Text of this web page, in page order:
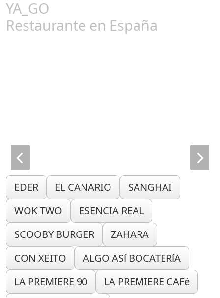
YA_GO
Restaurante en España
EDER EL CANARIO
SANGHAI
WOK TWO
ESENCIA REAL
SCOOBY BURGER
ZAHARA
CON XEITO
ALGO ASí BOCATERíA
LA PREMIERE 90
LA PREMIERE CAFé